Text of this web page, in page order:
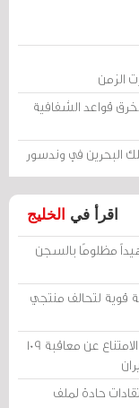
الزمن
قواعد الشفافية
البحرين في وندسور
اقرأ في الخليج
مظلومًا بالسجن
قوية لتحالف منتجي
محكمة «أمن الدولة» في الكويت: الامتناع عن معاقبة 109
حادة لملف